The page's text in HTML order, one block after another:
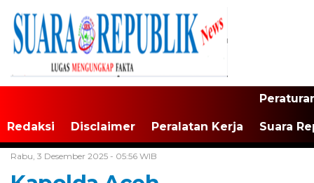
Redaksi Disclaimer Peralatan Kerja Suara
Rabu, 3 Desember 2025 - 05:56 WIB